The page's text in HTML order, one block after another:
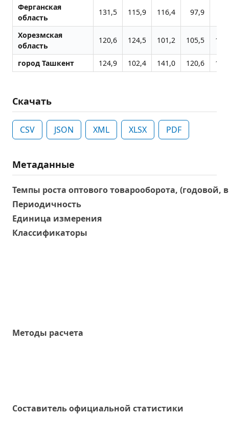
Ферганская
область
131,5 115,9 116,4 97,9
Хорезмская
область
120,6 124,5 101,2 105,5
город Ташкент 124,9 102,4 141,0 120,6
Скачать
CSV JSON XML XLSX PDF
Метаданные
Темпы роста оптового товарооборота, (годовой, в
Периодичность
Единица измерения
Классификаторы
Методы расчета
Составитель официальной статистики